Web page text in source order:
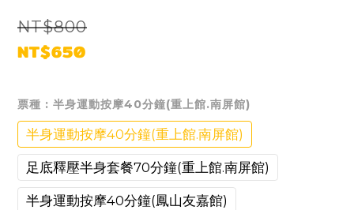
NT$800
NT$650
票種 : 半身運動按摩40分鐘(重上館.南屏館)
半身運動按摩40分鐘(重上館.南屏館)
足底釋壓半身套餐70分鐘(重上館.南屏館)
半身運動按摩40分鐘(鳳山友嘉館)